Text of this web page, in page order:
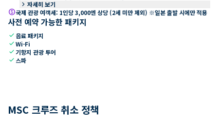
keyboard_arrow_right 자세히 보기
paid국제 관광 여객세: 1인당 3,000엔 상당 (2세 미만 제외) ※일본 출발 시에만 적용
사전 예약 가능한 패키지
check 음료 패키지
checkWi-Fi
check 기항지 관광 투어
check 스파
MSC 크루즈 취소 정책